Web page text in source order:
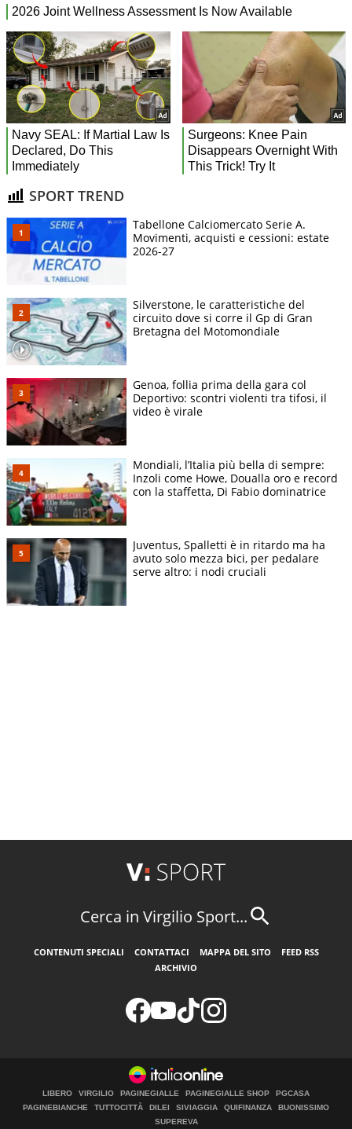
SPORT TREND
Tabellone Calciomercato Serie A.
Movimenti, acquisti e cessioni: estate
2026-27
Silverstone, le caratteristiche del
circuito dove si corre il Gp di Gran
Bretagna del Motomondiale
Genoa, follia prima della gara col
Deportivo: scontri violenti tra tifosi, il
video è virale
Mondiali, l’Italia più bella di sempre:
Inzoli come Howe, Doualla oro e record
con la staffetta, Di Fabio dominatrice
Juventus, Spalletti è in ritardo ma ha
avuto solo mezza bici, per pedalare
serve altro: i nodi cruciali
Cerca in Virgilio Sport...
CONTENUTI SPECIALI CONTATTACI MAPPA DEL SITO
FEED RSS
ARCHIVIO
LIBERO VIRGILIO PAGINEGIALLE PAGINEGIALLE SHOP
PGCASA
PAGINEBIANCHE
TUTTOCITTÀ DILEI SIVIAGGIA QUIFINANZA
BUONISSIMO
SUPEREVA